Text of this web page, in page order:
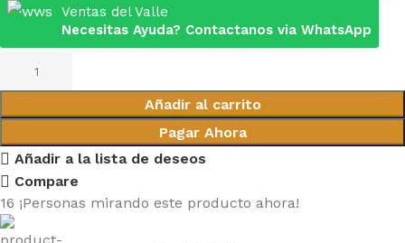
Ventas del Valle
Necesitas Ayuda? Contactanos via WhatsApp
Añadir al carrito
Pagar Ahora
Añadir a la lista de deseos
Compare
16 ¡Personas mirando este producto ahora!